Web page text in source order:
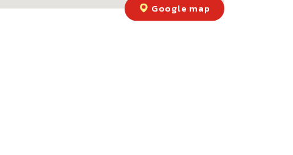
Google map